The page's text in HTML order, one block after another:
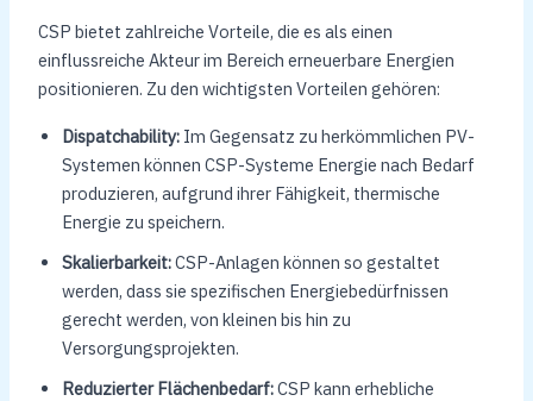
CSP bietet zahlreiche Vorteile, die es als einen
einflussreiche Akteur im Bereich erneuerbare Energien
positionieren. Zu den wichtigsten Vorteilen gehören:
Dispatchability:Im Gegensatz zu herkömmlichen PV-
Systemen können CSP-Systeme Energie nach Bedarf
produzieren, aufgrund ihrer Fähigkeit, thermische
Energie zu speichern.
Skalierbarkeit:CSP-Anlagen können so gestaltet
werden, dass sie spezifischen Energiebedürfnissen
gerecht werden, von kleinen bis hin zu
Versorgungsprojekten.
Reduzierter Flächenbedarf:CSP kann erhebliche